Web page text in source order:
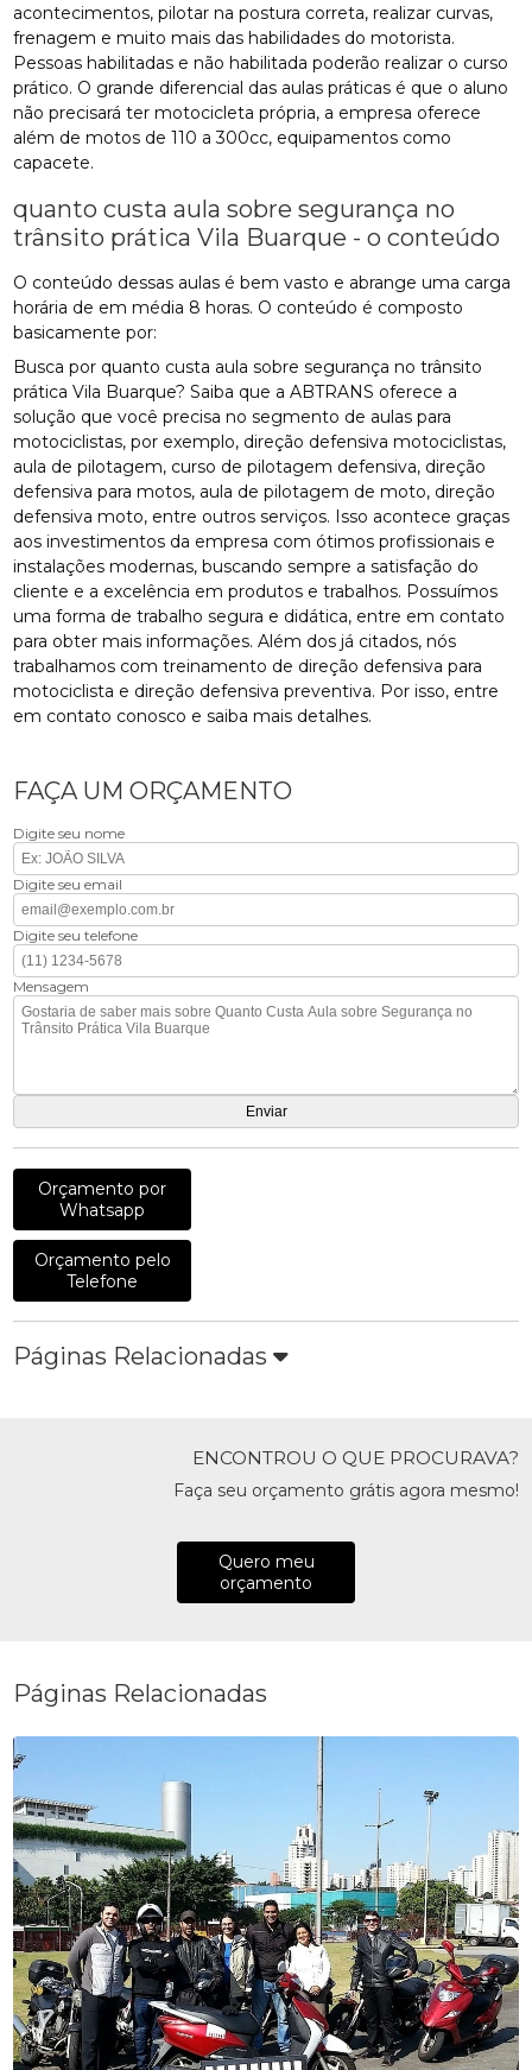
acontecimentos, pilotar na postura correta, realizar curvas,
frenagem e muito mais das habilidades do motorista.
Pessoas habilitadas e não habilitada poderão realizar o curso
prático. O grande diferencial das aulas práticas é que o aluno
não precisará ter motocicleta própria, a empresa oferece
além de motos de 110 a 300cc, equipamentos como
capacete.
quanto custa aula sobre segurança no
trânsito prática Vila Buarque - o conteúdo
O conteúdo dessas aulas é bem vasto e abrange uma carga
horária de em média 8 horas. O conteúdo é composto
basicamente por:
Busca por quanto custa aula sobre segurança no trânsito
prática Vila Buarque? Saiba que a ABTRANS oferece a
solução que você precisa no segmento de aulas para
motociclistas, por exemplo, direção defensiva motociclistas,
aula de pilotagem, curso de pilotagem defensiva, direção
defensiva para motos, aula de pilotagem de moto, direção
defensiva moto, entre outros serviços. Isso acontece graças
aos investimentos da empresa com ótimos profissionais e
instalações modernas, buscando sempre a satisfação do
cliente e a excelência em produtos e trabalhos. Possuímos
uma forma de trabalho segura e didática, entre em contato
para obter mais informações. Além dos já citados, nós
trabalhamos com treinamento de direção defensiva para
motociclista e direção defensiva preventiva. Por isso, entre
em contato conosco e saiba mais detalhes.
FAÇA UM ORÇAMENTO
Digite seu nome
Digite seu email
Digite seu telefone
Mensagem
Orçamento por
Whatsapp
Orçamento pelo
Telefone
Páginas Relacionadas
ENCONTROU O QUE PROCURAVA?
Faça seu orçamento grátis agora mesmo!
Quero meu
orçamento
Páginas Relacionadas